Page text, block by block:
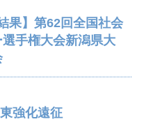
果】第62回全国社会
手権大会新潟県大
強化遠征